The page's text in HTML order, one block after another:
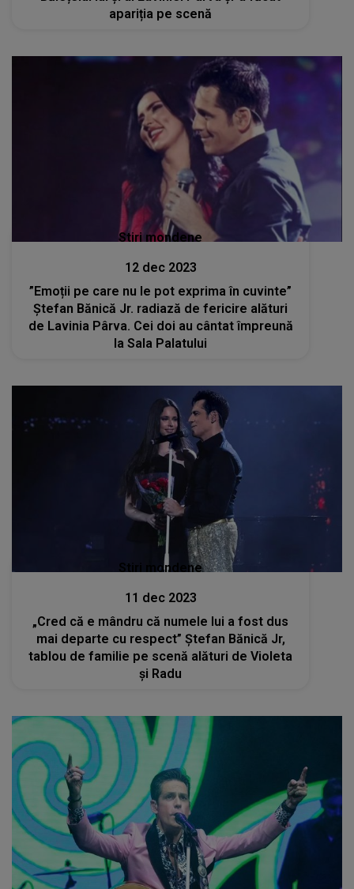
apariția pe scenă
Stiri mondene
12 dec 2023
”Emoții pe care nu le pot exprima în cuvinte”
Ștefan Bănică Jr. radiază de fericire alături
de Lavinia Pârva. Cei doi au cântat împreună
la Sala Palatului
Stiri mondene
11 dec 2023
„Cred că e mândru că numele lui a fost dus
mai departe cu respect” Ştefan Bănică Jr,
tablou de familie pe scenă alături de Violeta
şi Radu